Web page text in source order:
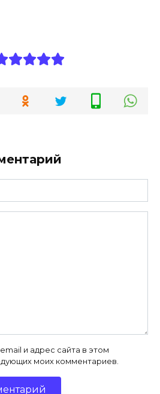
и адрес сайта в этом
моих комментариев.